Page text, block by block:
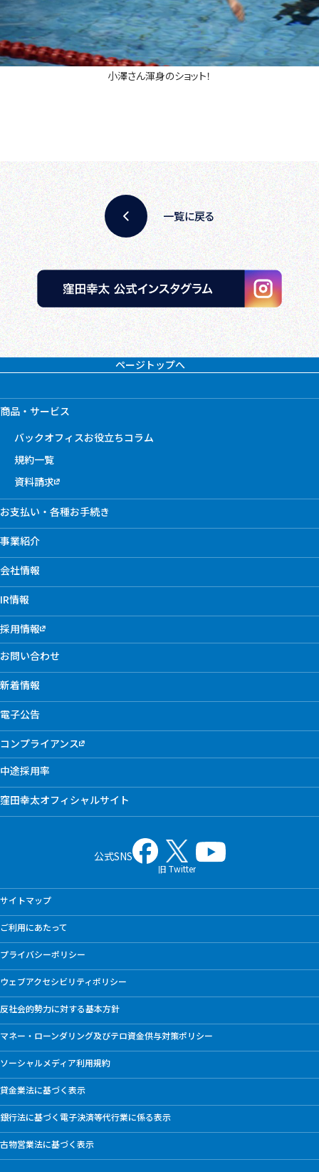
小澤さん渾身のショット！
一覧に戻る
ページトップへ
商品・サービス
バックオフィスお役立ちコラム
規約一覧
資料請求
お支払い・各種お手続き
事業紹介
会社情報
IR情報
採用情報
お問い合わせ
新着情報
電子公告
コンプライアンス
中途採用率
窪田幸太オフィシャルサイト
公式SNS
旧 Twitter
サイトマップ
ご利用にあたって
プライバシーポリシー
ウェブアクセシビリティポリシー
反社会的勢力に対する基本方針
マネー・ローンダリング及びテロ資金供与対策ポリシー
ソーシャルメディア利用規約
貸金業法に基づく表示
銀行法に基づく電子決済等代行業に係る表示
古物営業法に基づく表示